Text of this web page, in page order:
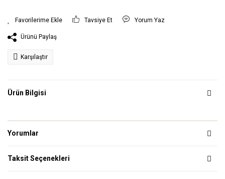
Tavsiye Et Yorum Yaz
Ürünü Paylaş
Karşılaştır
Ürün Bilgisi
Yorumlar
Taksit Seçenekleri